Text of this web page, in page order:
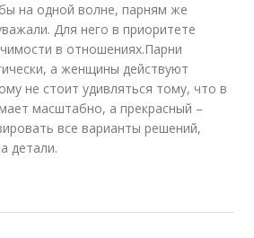
на одной волне, парням же
Для него в приоритете
в отношениях.Парни
а женщины действуют
не стоит удивляться тому, что в
масштабно, а прекрасный –
все варианты решений,
детали.